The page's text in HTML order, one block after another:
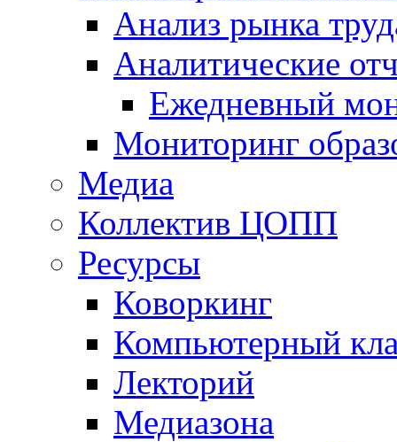
Анализ рынка
Аналитические
Ежедневный
Мониторинг
Медиа
Коллектив ЦОПП
Ресурсы
Коворкинг
Компьютерный
Лекторий
Медиазона